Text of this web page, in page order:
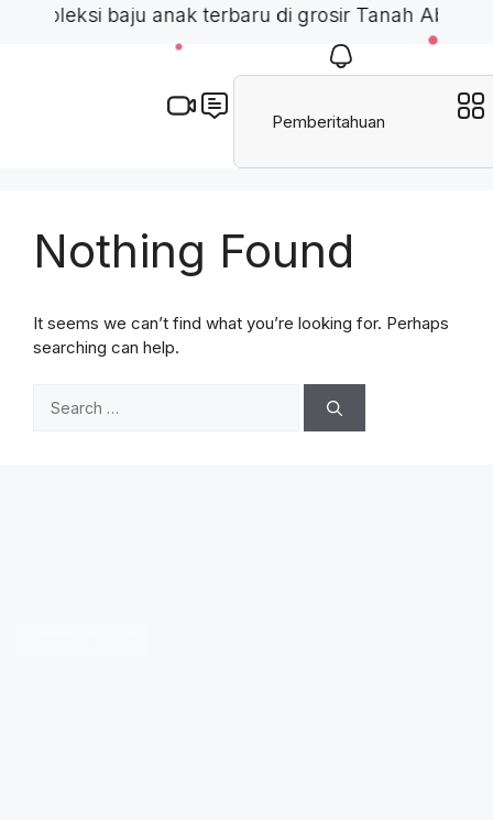
Koleksi baju anak terbaru di grosir Tanah Abang.
Pemberitahuan
Nothing Found
It seems we can’t find what you’re looking for. Perhaps
searching can help.